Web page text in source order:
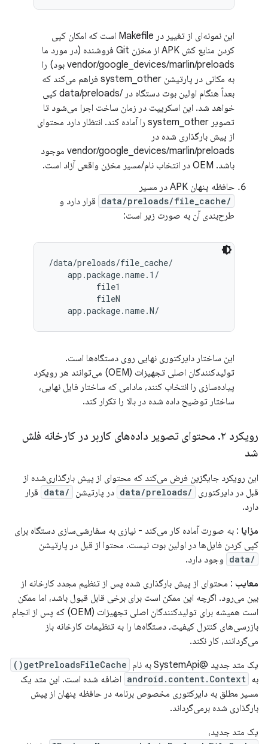
این نمونه‌ای از تغییر در Makefile است که امکان کپی
کردن منابع کش APK از مخزن Git فروشنده (در مورد ما
vendor/google_devices/marlin/preloads بود) را
به مکانی در پارتیشن system_other فراهم می‌کند که
بعداً هنگام اولین بوت دستگاه در /data/preloads کپی
خواهد شد. این اسکریپت در زمان ساخت اجرا می‌شود تا
تصویر system_other را آماده کند. انتظار دارد محتوای
از پیش بارگذاری شده در
vendor/google_devices/marlin/preloads موجود
باشد. OEM در انتخاب نام/مسیر مخزن واقعی آزاد است.
حافظه پنهان APK در مسیر
/data/preloads/file_cache
قرار دارد و
طرح‌بندی آن به صورت زیر است:
/data/preloads/file_cache/
    app.package.name.1/
          file1
          fileN
این ساختار دایرکتوری نهایی روی دستگاه‌ها است.
تولیدکنندگان اصلی تجهیزات (OEM) می‌توانند هر رویکرد
پیاده‌سازی را انتخاب کنند، مادامی که ساختار فایل نهایی،
ساختار توضیح داده شده در بالا را تکرار کند.
رویکرد ۲ . محتوای تصویر داده‌های کاربر در کارخانه فلش
شد
این رویکرد جایگزین فرض می‌کند که محتوای از پیش بارگذاری‌شده از
قبل در دایرکتوری
/data/preloads در پارتیشن /data
قرار
دارد.
مزایا : به صورت آماده کار می‌کند - نیازی به سفارشی‌سازی دستگاه برای
کپی کردن فایل‌ها در اولین بوت نیست. محتوا از قبل در پارتیشن
/data
وجود دارد.
معایب : محتوای از پیش بارگذاری شده پس از تنظیم مجدد کارخانه از
بین می‌رود. اگرچه این ممکن است برای برخی قابل قبول باشد، اما ممکن
است همیشه برای تولیدکنندگان اصلی تجهیزات (OEM) که پس از انجام
بازرسی‌های کنترل کیفیت، دستگاه‌ها را به تنظیمات کارخانه باز
می‌گردانند، کار نکند.
یک متد جدید @SystemApi به نام
getPreloadsFileCache()
به android.content.Context اضافه شده است. این متد یک
مسیر مطلق به دایرکتوری مخصوص برنامه در حافظه پنهان از پیش
بارگذاری شده برمی‌گرداند.
یک متد جدید،